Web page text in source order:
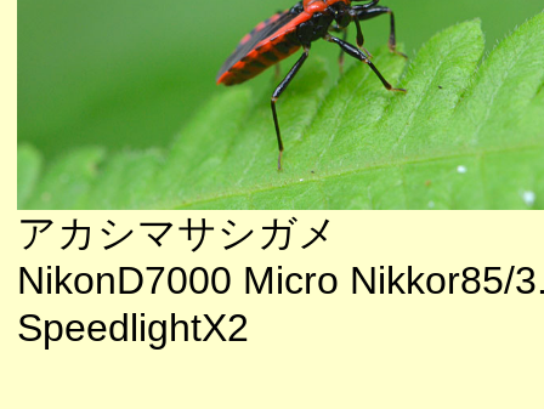
アカシマサシガメ
NikonD7000 Micro Nikkor85/
SpeedlightX2